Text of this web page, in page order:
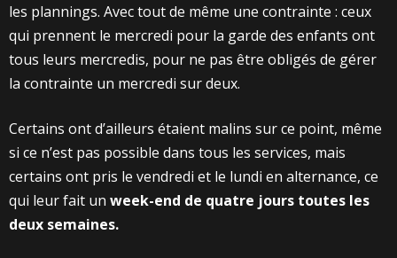
les plannings. Avec tout de même une contrainte : ceux
qui prennent le mercredi pour la garde des enfants ont
tous leurs mercredis, pour ne pas être obligés de gérer
la contrainte un mercredi sur deux.
Certains ont d’ailleurs étaient malins sur ce point, même
si ce n’est pas possible dans tous les services, mais
certains ont pris le vendredi et le lundi en alternance, ce
qui leur fait un week-end de quatre jours toutes les
deux semaines.